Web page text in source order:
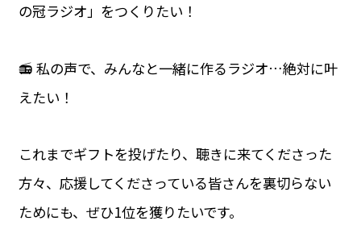
の冠ラジオ」をつくりたい！
📻 私の声で、みんなと一緒に作るラジオ…絶対に叶
えたい！
これまでギフトを投げたり、聴きに来てくださった
方々、応援してくださっている皆さんを裏切らない
ためにも、ぜひ1位を獲りたいです。